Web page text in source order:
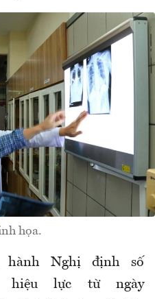
họa.
hành Nghị định số
hiệu lực từ ngày